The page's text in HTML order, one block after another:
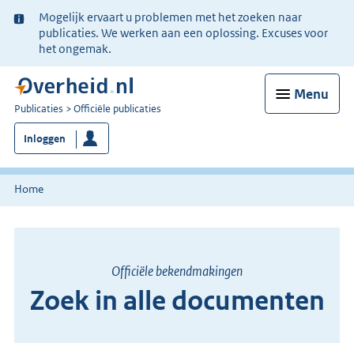
Ter
informatie:
Mogelijk ervaart u problemen met het zoeken naar
publicaties. We werken aan een oplossing. Excuses voor
het ongemak.
Menu
U
bent
nu
hier:
Publicaties Officiële publicaties
Inloggen
Home
Zoek in alle documenten
Officiële bekendmakingen